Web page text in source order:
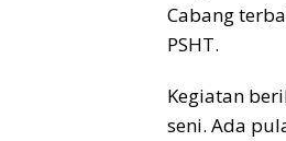
Cabang
PSHT.
Kegiatan
seni. Ada